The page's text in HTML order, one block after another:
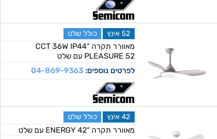
52 אינץ כולל שלט
מאוורר תקרה “CCT 36W IP44
PLEASURE 52 עם שלט
לפרטים נוספים:04-869-9363
42 אינץ כולל שלט
מאוורר תקרה “ENERGY 42 עם שלט